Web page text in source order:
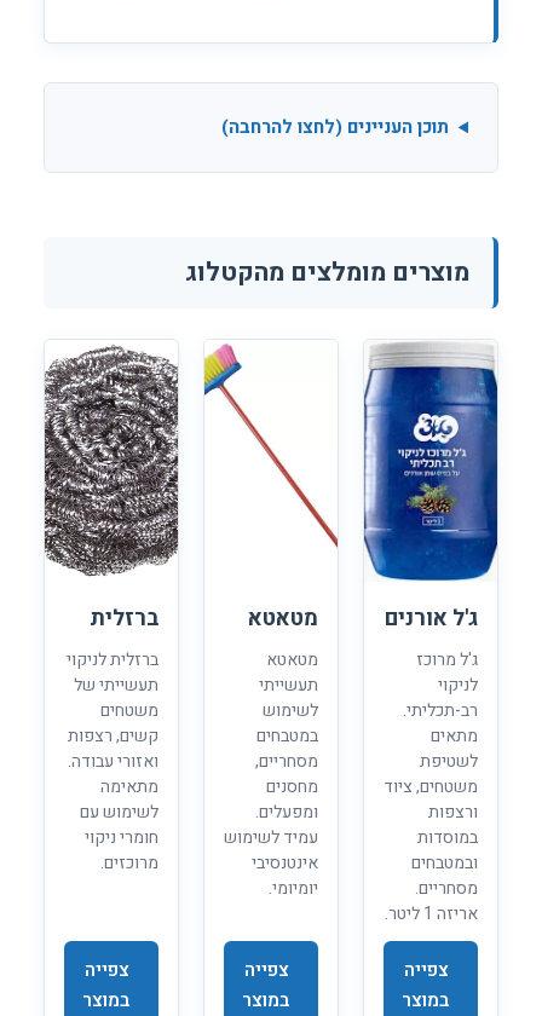
תוכן העניינים (לחצו להרחבה)
מוצרים מומלצים מהקטלוג
ג'ל אורנים
ג'ל מרוכז
לניקוי
רב-תכליתי.
מתאים
לשטיפת
משטחים, ציוד
ורצפות
במוסדות
ובמטבחים
מסחריים.
אריזה 1 ליטר.
צפייה
במוצר
מטאטא
מטאטא
תעשייתי
לשימוש
במטבחים
מסחריים,
מחסנים
ומפעלים.
עמיד לשימוש
אינטנסיבי
יומיומי.
צפייה
במוצר
ברזלית
ברזלית לניקוי
תעשייתי של
משטחים
קשים, רצפות
ואזורי עבודה.
מתאימה
לשימוש עם
חומרי ניקוי
מרוכזים.
צפייה
במוצר